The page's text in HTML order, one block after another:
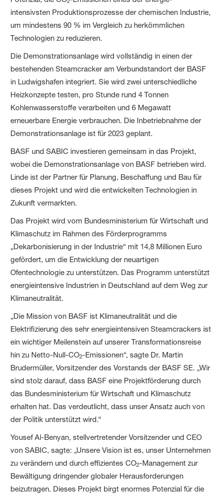
intensivsten Produktionsprozesse der chemischen Industrie,
um mindestens 90 % im Vergleich zu herkömmlichen
Technologien zu reduzieren.
Die Demonstrationsanlage wird vollständig in einen der
bestehenden Steamcracker am Verbundstandort der BASF
in Ludwigshafen integriert. Sie wird zwei unterschiedliche
Heizkonzepte testen, pro Stunde rund 4 Tonnen
Kohlenwasserstoffe verarbeiten und 6 Megawatt
erneuerbare Energie verbrauchen. Die Inbetriebnahme der
Demonstrationsanlage ist für 2023 geplant.
BASF und SABIC investieren gemeinsam in das Projekt,
wobei die Demonstrationsanlage von BASF betrieben wird.
Linde ist der Partner für Planung, Beschaffung und Bau für
dieses Projekt und wird die entwickelten Technologien in
Zukunft vermarkten.
Das Projekt wird vom Bundesministerium für Wirtschaft und
Klimaschutz im Rahmen des Förderprogramms
„Dekarbonisierung in der Industrie“ mit 14,8 Millionen Euro
gefördert, um die Entwicklung der neuartigen
Ofentechnologie zu unterstützen. Das Programm unterstützt
energieintensive Industrien in Deutschland auf dem Weg zur
Klimaneutralität.
„Die Mission von BASF ist Klimaneutralität und die
Elektrifizierung des sehr energieintensiven Steamcrackers ist
ein wichtiger Meilenstein auf unserer Transformationsreise
hin zu Netto-Null-CO2-Emissionen“, sagte Dr. Martin
Brudermüller, Vorsitzender des Vorstands der BASF SE. „Wir
sind stolz darauf, dass BASF eine Projektförderung durch
das Bundesministerium für Wirtschaft und Klimaschutz
erhalten hat. Das verdeutlicht, dass unser Ansatz auch von
der Politik unterstützt wird.“
Yousef Al-Benyan, stellvertretender Vorsitzender und CEO
von SABIC, sagte: „Unsere Vision ist es, unser Unternehmen
zu verändern und durch effizientes CO2-Management zur
Bewältigung dringender globaler Herausforderungen
beizutragen. Dieses Projekt birgt enormes Potenzial für die